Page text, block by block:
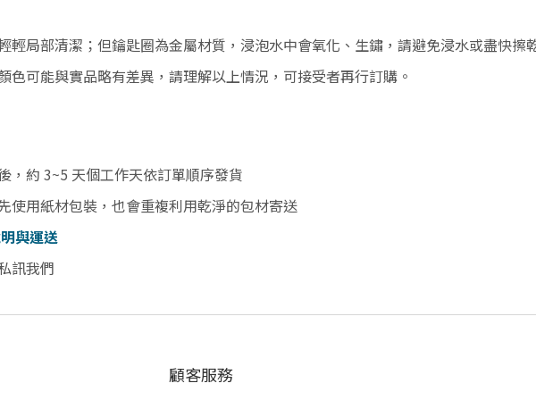
輕局部清潔；但鑰匙圈為金屬材質，浸泡水中會氧化、生鏽，請避免浸水或盡快擦
色可能與實品略有差異，請理解以上情況，可接受者再行訂購。
，約 3~5 天個工作天依訂單順序發貨
使用紙材包裝，也會重複利用乾淨的包材寄送
與運送
訊我們
顧客服務